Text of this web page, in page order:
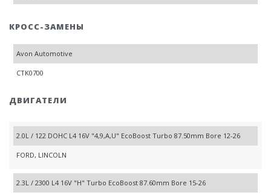
КРОСС-ЗАМЕНЫ
Avon Automotive
CTK0700
ДВИГАТЕЛИ
2.0L / 122 DOHC L4 16V "4,9,A,U" EcoBoost Turbo 87.50mm Bore 12-26
FORD, LINCOLN
2.3L / 2300 L4 16V "H" Turbo EcoBoost 87.60mm Bore 15-26